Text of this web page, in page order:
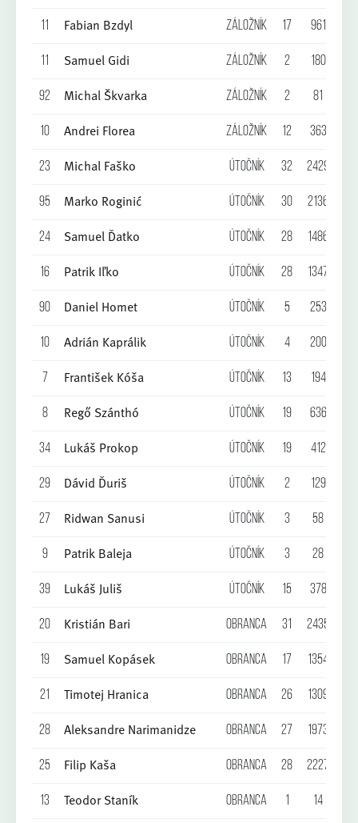
11 Fabian Bzdyl Záložník 17 961
11 Samuel Gidi Záložník 2 180
92 Michal Škvarka Záložník 2 81
10 Andrei Florea Záložník 12 363
23 Michal Faško Útočník 32 2429
95 Marko Roginić Útočník 30 2136
24 Samuel Ďatko Útočník 28 1486
16 Patrik Iľko Útočník 28 1347
90 Daniel Homet Útočník 5 253
10 Adrián Kaprálik Útočník 4 200
7 František Kóša Útočník 13 194
8 Regő Szánthó Útočník 19 636
34 Lukáš Prokop Útočník 19 412
29 Dávid Ďuriš Útočník 2 129
27 Ridwan Sanusi Útočník 3 58
9 Patrik Baleja Útočník 3 28
39 Lukáš Juliš Útočník 15 378
20 Kristián Bari Obranca 31 2435
19 Samuel Kopásek Obranca 17 1354
21 Timotej Hranica Obranca 26 1309
28 Aleksandre Narimanidze Obranca 27 1973
25 Filip Kaša Obranca 28 2227
13 Teodor Staník Obranca 1 14